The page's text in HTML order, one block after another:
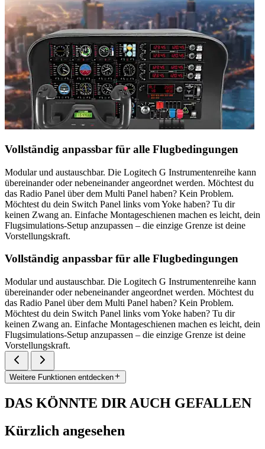
Vollständig anpassbar für alle Flugbedingungen
Modular und austauschbar. Die Logitech G Instrumentenreihe kann
übereinander oder nebeneinander angeordnet werden. Möchtest du
das Radio Panel über dem Multi Panel haben? Kein Problem.
Möchtest du dein Switch Panel links vom Yoke haben? Tu dir
keinen Zwang an. Einfache Montageschienen machen es leicht, dein
Flugsimulations-Setup anzupassen – die einzige Grenze ist deine
Vorstellungskraft.
Vollständig anpassbar für alle Flugbedingungen
Modular und austauschbar. Die Logitech G Instrumentenreihe kann
übereinander oder nebeneinander angeordnet werden. Möchtest du
das Radio Panel über dem Multi Panel haben? Kein Problem.
Möchtest du dein Switch Panel links vom Yoke haben? Tu dir
keinen Zwang an. Einfache Montageschienen machen es leicht, dein
Flugsimulations-Setup anzupassen – die einzige Grenze ist deine
Vorstellungskraft.
Weitere Funktionen entdecken
DAS KÖNNTE DIR AUCH GEFALLEN
Kürzlich angesehen